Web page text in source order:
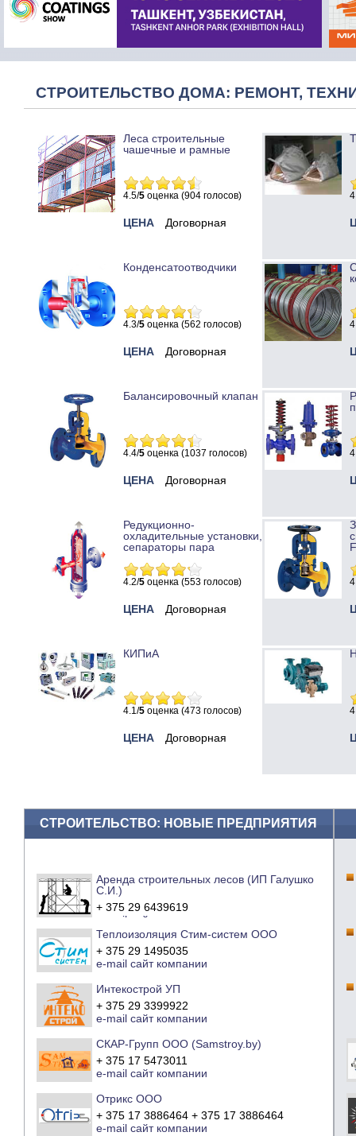
СТРОИТЕЛЬСТВО ДОМА: РЕМОНТ,
Леса строительные
чашечные и рамные
4.5/5 оценка (904 голосов)
ЦЕНА Договорная
Конденсатоотводчики
4.3/5 оценка (562 голосов)
ЦЕНА Договорная
Балансировочный клапан
4.4/5 оценка (1037 голосов)
ЦЕНА Договорная
Редукционно-
охладительные установки,
сепараторы пара
4.2/5 оценка (553 голосов)
ЦЕНА Договорная
КИПиА
4.1/5 оценка (473 голосов)
ЦЕНА Договорная
СТРОИТЕЛЬСТВО: НОВЫЕ ПРЕДПРИЯТИЯ
Аренда строительных лесов (ИП Галушко
С.И.)
+ 375 29 6439619
e-mail
сайт компании
Теплоизоляция Стим-систем ООО
+ 375 29 1495035
e-mail сайт компании
Интекострой УП
+ 375 29 3399922
e-mail сайт компании
СКАР-Групп ООО (Samstroy.by)
+ 375 17 5473011
e-mail сайт компании
Отрикс ООО
+ 375 17 3886464 + 375 17 3886464
e-mail сайт компании